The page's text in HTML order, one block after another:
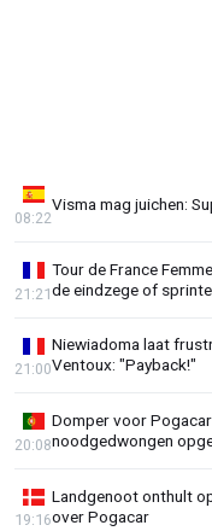
Visma mag juichen:
08:22
Tour de France
de eindzege of
21:21
Niewiadoma laat
Ventoux: "Payback!"
21:00
Domper voor
noodgedwongen
20:08
Landgenoot onthult
over Pogacar
19:16